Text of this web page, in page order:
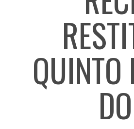
QUINTO